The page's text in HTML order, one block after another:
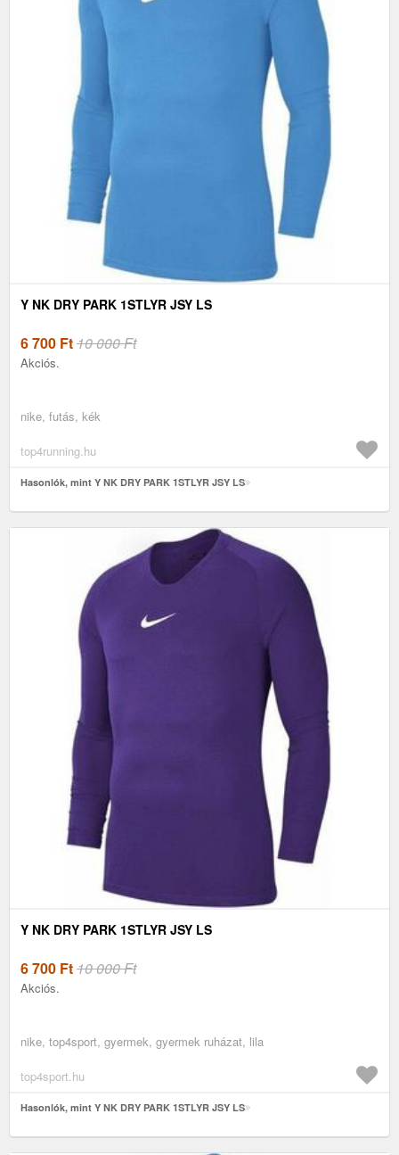
Y NK DRY PARK 1STLYR JSY LS
6 700 Ft10 000 Ft
Akciós.
nike, futás, kék
top4running.hu
Hasonlók, mint Y NK DRY PARK 1STLYR JSY LS
Y NK DRY PARK 1STLYR JSY LS
6 700 Ft10 000 Ft
Akciós.
nike, top4sport, gyermek, gyermek ruházat, lila
top4sport.hu
Hasonlók, mint Y NK DRY PARK 1STLYR JSY LS